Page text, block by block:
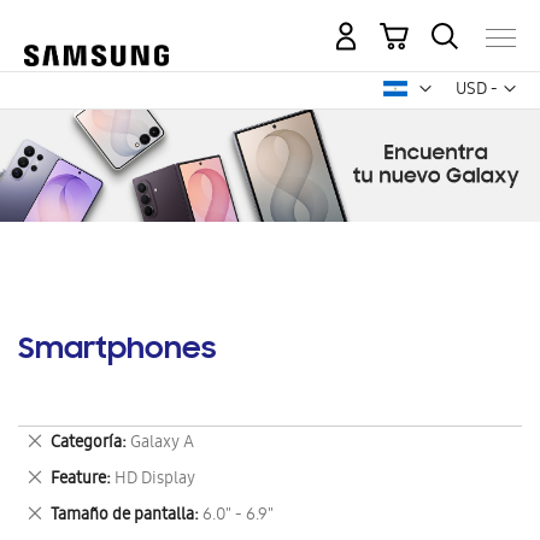
USD -
dólar
Mi carrito
Smartphones
Categoría Galaxy A
Eliminar
este
artículo
Feature HD Display
Eliminar
este
artículo
Tamaño de pantalla 6.0" - 6.9"
Eliminar